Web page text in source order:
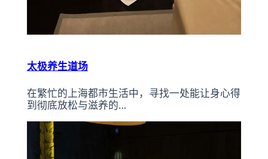
太极养生道场
在繁忙的上海都市生活中，寻找一处能让身心得
到彻底放松与滋养的…